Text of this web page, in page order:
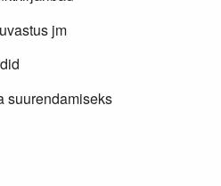
jm
suurendamiseks